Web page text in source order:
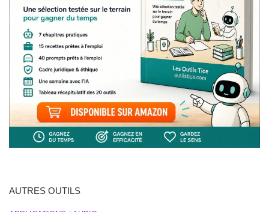
AUTRES OUTILS